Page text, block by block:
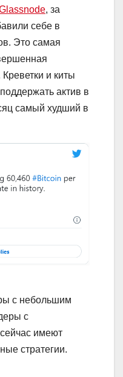
, за
себе в
Это самая
и киты
актив в
самый худший в
с небольшим
с
имеют
стратегии.